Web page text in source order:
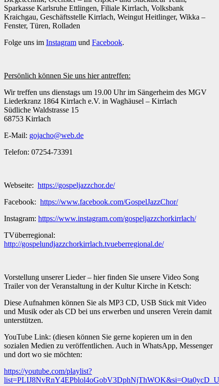
Sparkasse Karlsruhe Ettlingen, Filiale Kirrlach, Volksbank
Kraichgau, Geschäftsstelle Kirrlach, Weingut Heitlinger, Wikka –
Fenster, Türen, Rolladen
Folge uns im Instagram und Facebook.
Persönlich können Sie uns hier antreffen:
Wir treffen uns dienstags um 19.00 Uhr im Sängerheim des MGV
Liederkranz 1864 Kirrlach e.V. in Waghäusel – Kirrlach
Südliche Waldstrasse 15
68753 Kirrlach
E-Mail: gojacho@web.de
Telefon: 07254-73391
Webseite: https://gospeljazzchor.de/
Facebook: https://www.facebook.com/GospelJazzChor/
Instagram: https://www.instagram.com/gospeljazzchorkirrlach/
TVüberregional:
http://gospelundjazzchorkirrlach.tvueberregional.de/
Vorstellung unserer Lieder – hier finden Sie unsere Video Song
Trailer von der Veranstaltung in der Kultur Kirche in Ketsch:
Diese Aufnahmen können Sie als MP3 CD, USB Stick mit Video
und Musik oder als CD bei uns erwerben und unseren Verein damit
unterstützen.
YouTube Link: (diesen können Sie gerne kopieren um in den
sozialen Medien zu veröffentlichen. Auch in WhatsApp, Messenger
und dort wo sie möchten:
https://youtube.com/playlist?